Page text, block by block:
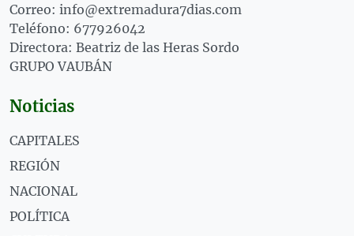
Correo: info@extremadura7dias.com
Teléfono: 677926042
Directora: Beatriz de las Heras Sordo
GRUPO VAUBÁN
Noticias
CAPITALES
REGIÓN
NACIONAL
POLÍTICA